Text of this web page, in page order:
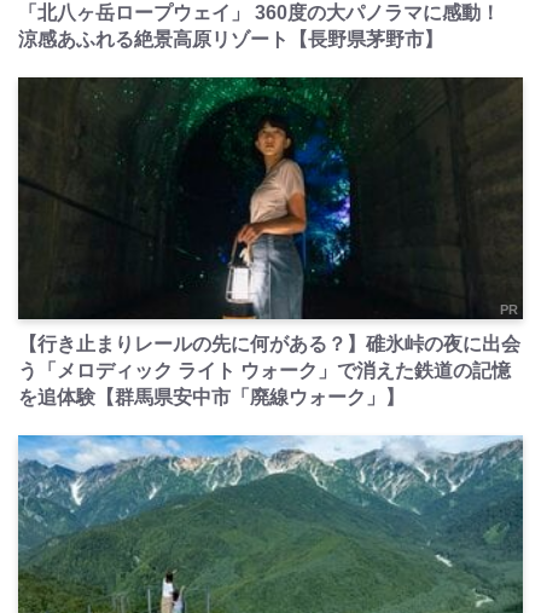
「北八ヶ岳ロープウェイ」 360度の大パノラマに感動！
涼感あふれる絶景高原リゾート【長野県茅野市】
PR
【行き止まりレールの先に何がある？】碓氷峠の夜に出会
う「メロディック ライト ウォーク」で消えた鉄道の記憶
を追体験【群馬県安中市「廃線ウォーク」】